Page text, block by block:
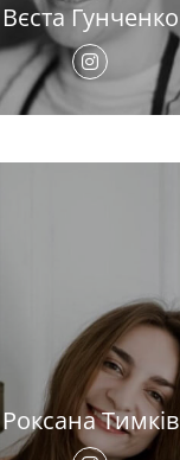
Вєста Гунченко
Роксана Тимків